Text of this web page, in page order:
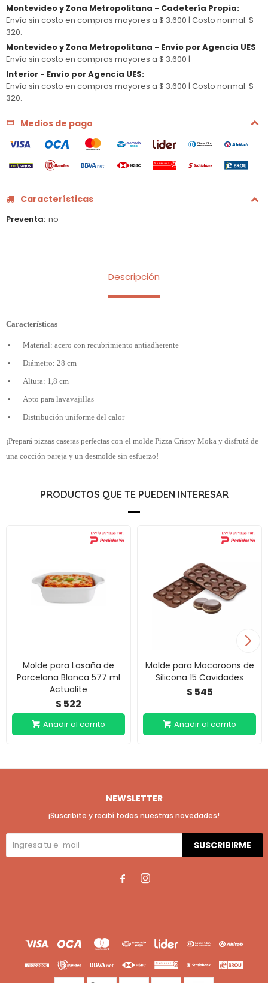
Montevideo y Zona Metropolitana - Cadetería Propia:
Envío sin costo en compras mayores a $ 3.600 | Costo normal: $
320.
Montevideo y Zona Metropolitana - Envío por Agencia UES
Envío sin costo en compras mayores a $ 3.600 |
Interior - Envío por Agencia UES:
Envío sin costo en compras mayores a $ 3.600 | Costo normal: $
320.
Medios de pago
Características
Preventa no
Descripción
Características
Material: acero con recubrimiento antiadherente
Diámetro: 28 cm
Altura: 1,8 cm
Apto para lavavajillas
Distribución uniforme del calor
¡Prepará pizzas caseras perfectas con el molde Pizza Crispy Moka y disfrutá de
una cocción pareja y un desmolde sin esfuerzo!
PRODUCTOS QUE TE PUEDEN INTERESAR
Molde para Lasaña de
Porcelana Blanca 577 ml
Actualite
$ 522
Molde para Macaroons de
Silicona 15 Cavidades
$ 545
NEWSLETTER
¡Suscribite y recibí todas nuestras novedades!
SUSCRIBIRME
 